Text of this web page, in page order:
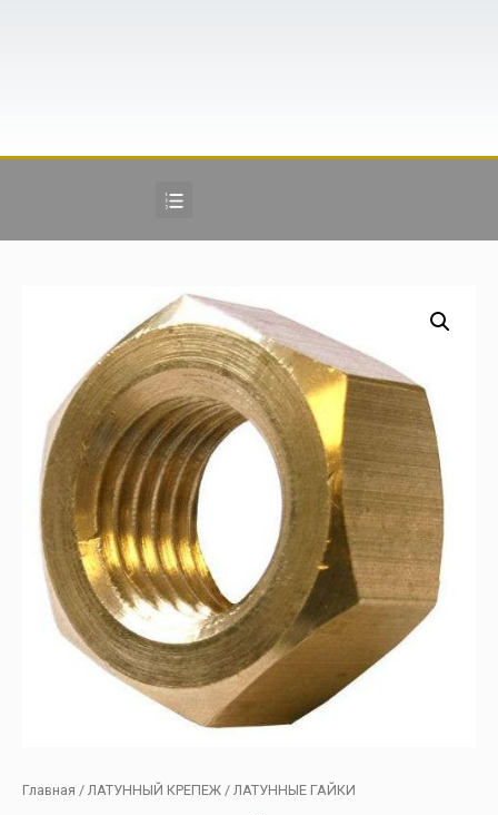
Главная / ЛАТУННЫЙ КРЕПЕЖ / ЛАТУННЫЕ ГАЙКИ